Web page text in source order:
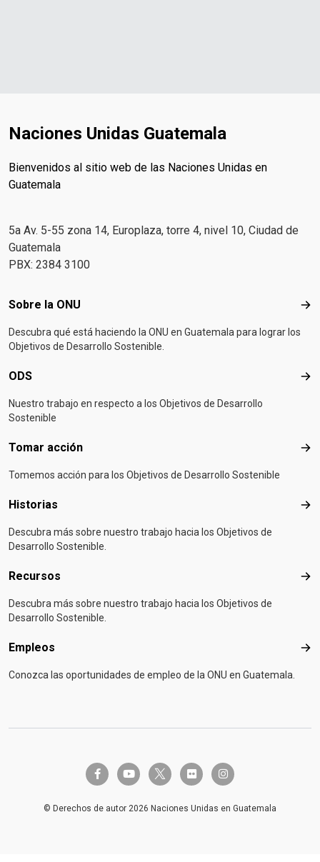
Naciones Unidas Guatemala
Bienvenidos al sitio web de las Naciones Unidas en
Guatemala
5a Av. 5-55 zona 14, Europlaza, torre 4, nivel 10, Ciudad de
Guatemala
PBX: 2384 3100
Footer menu
Sobre la ONU
Descubra qué está haciendo la ONU en Guatemala para lograr los
Objetivos de Desarrollo Sostenible.
ODS
Nuestro trabajo en respecto a los Objetivos de Desarrollo
Sostenible
Tomar acción
Tomemos acción para los Objetivos de Desarrollo Sostenible
Historias
Descubra más sobre nuestro trabajo hacia los Objetivos de
Desarrollo Sostenible.
Recursos
Descubra más sobre nuestro trabajo hacia los Objetivos de
Desarrollo Sostenible.
Empleos
Conozca las oportunidades de empleo de la ONU en Guatemala.
facebook-fyoutubetwitter-x flickr instagram
© Derechos de autor 2026 Naciones Unidas en Guatemala